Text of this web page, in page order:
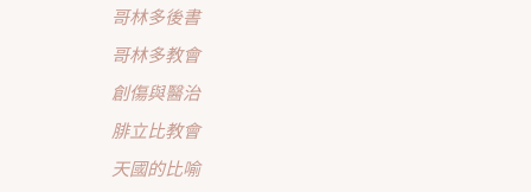
哥林多後書
哥林多教會
創傷與醫治
腓立比教會
天國的比喻